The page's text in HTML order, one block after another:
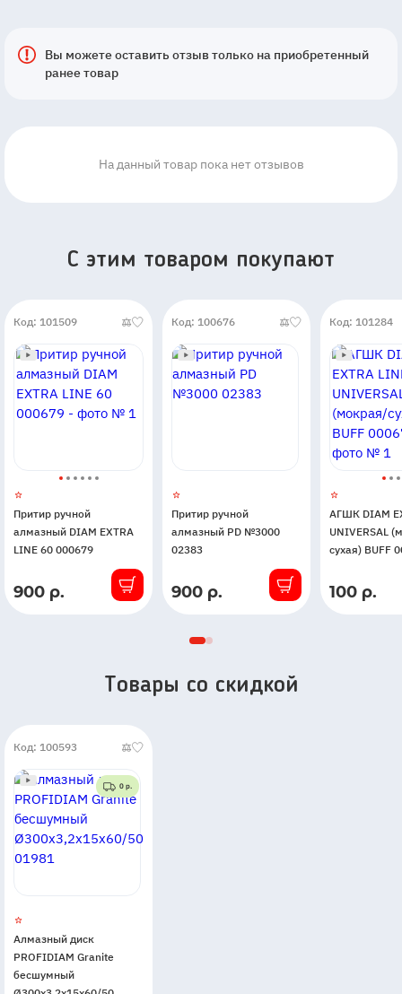
Вы можете оставить отзыв только на приобретенный
ранее товар
На данный товар пока нет отзывов
C этим товаром покупают
Код: 101509
Притир ручной
алмазный DIAM EXTRA
LINE 60 000679
В
900 р.
Код: 100676
Притир ручной
алмазный PD №3000
02383
В
900 р.
Код: 101284
АГШК DIAM
UNIVERSAL
сухая) BUFF
В
100 р.
Товары со скидкой
Код: 100593
0 р.
Алмазный диск
PROFIDIAM Granite
бесшумный